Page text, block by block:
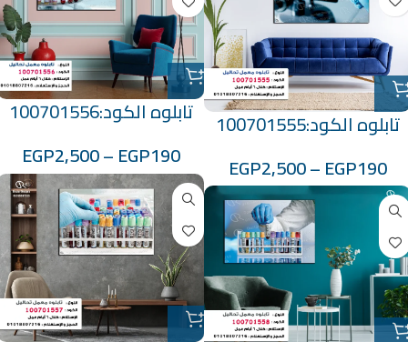
تابلوه الكود:100701555
EGP190
–
EGP2,500
تابلوه الكود:100701556
EGP190
–
EGP2,500